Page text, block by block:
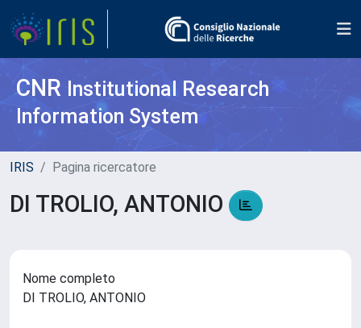
CNR Institutional Research
Information System
IRIS Pagina ricercatore
DI TROLIO, ANTONIO
Nome completo
DI TROLIO, ANTONIO